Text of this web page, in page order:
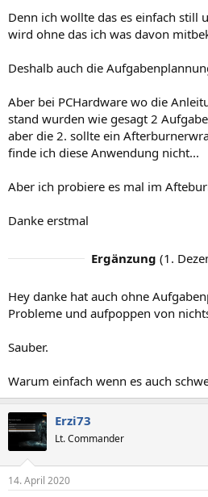
Denn ich wollte das es einfach still
wird ohne das ich was davon
Deshalb auch die
Aber bei PCHardware wo die
stand wurden wie gesagt 2
aber die 2. sollte ein
finde ich diese Anwendung nicht...
Aber ich probiere es mal im
Danke erstmal
Ergänzung (1.
Hey danke hat auch ohne
Probleme und aufpoppen von
Sauber.
Warum einfach wenn es auch
Erzi73
Lt. Commander
14. April 2020